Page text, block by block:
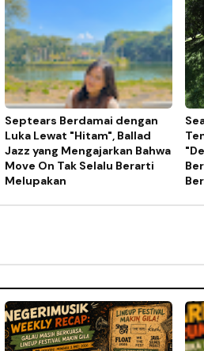
Septears Berdamai dengan
Luka Lewat "Hitam", Ballad
Jazz yang Mengajarkan Bahwa
Move On Tak Selalu Berarti
Melupakan